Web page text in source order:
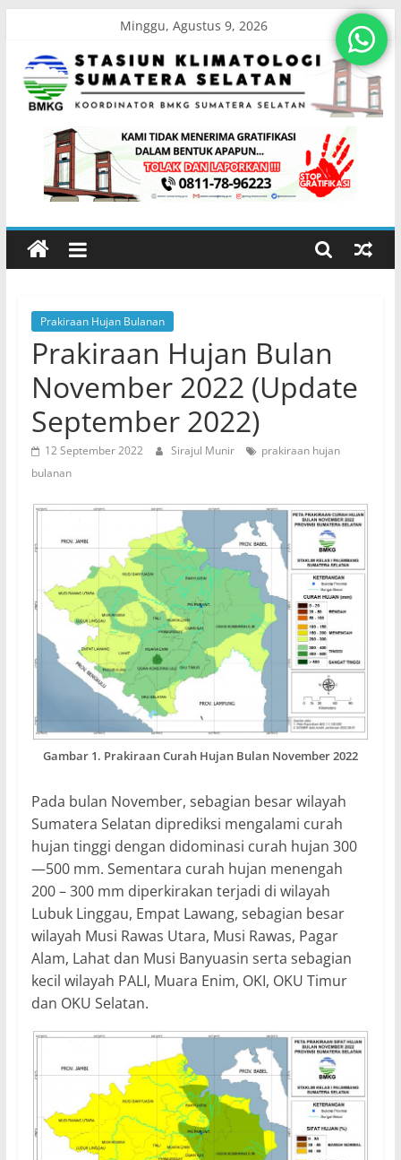
content
Minggu, Agustus 9, 2026
Stasiun
Klimatologi
Sumatera
Koordinator
BMKG
Sumatera
Selatan
Prakiraan Hujan Bulanan
Prakiraan Hujan Bulan
November 2022 (Update
September 2022)
12 September 2022 Sirajul Munir
prakiraan hujan
bulanan
Gambar 1. Prakiraan Curah Hujan Bulan November 2022
Pada bulan November, sebagian besar wilayah
Sumatera Selatan diprediksi mengalami curah
hujan tinggi dengan didominasi curah hujan 300
—500 mm. Sementara curah hujan menengah
200 – 300 mm diperkirakan terjadi di wilayah
Lubuk Linggau, Empat Lawang, sebagian besar
wilayah Musi Rawas Utara, Musi Rawas, Pagar
Alam, Lahat dan Musi Banyuasin serta sebagian
kecil wilayah PALI, Muara Enim, OKI, OKU Timur
dan OKU Selatan.